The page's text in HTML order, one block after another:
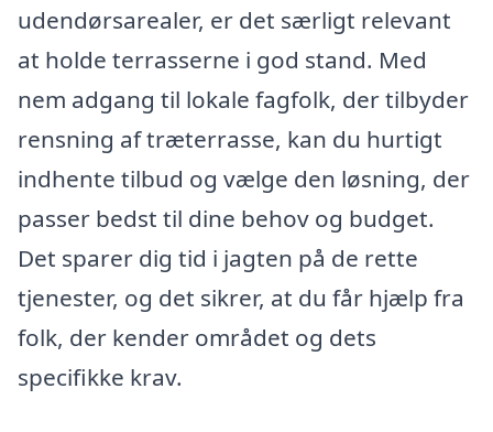
udendørsarealer, er det særligt relevant
at holde terrasserne i god stand. Med
nem adgang til lokale fagfolk, der tilbyder
rensning af træterrasse, kan du hurtigt
indhente tilbud og vælge den løsning, der
passer bedst til dine behov og budget.
Det sparer dig tid i jagten på de rette
tjenester, og det sikrer, at du får hjælp fra
folk, der kender området og dets
specifikke krav.